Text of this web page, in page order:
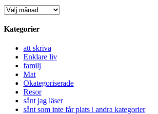
Arkiv
Kategorier
att skriva
Enklare liv
familj
Mat
Okategoriserade
Resor
sånt jag läser
sånt som inte får plats i andra kategorier